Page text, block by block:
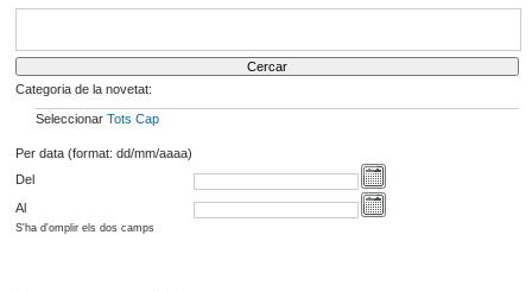
Categoria de la novetat:
Seleccionar Tots Cap
Per data (format: dd/mm/aaaa)
Del
Al
S'ha d'omplir els dos camps